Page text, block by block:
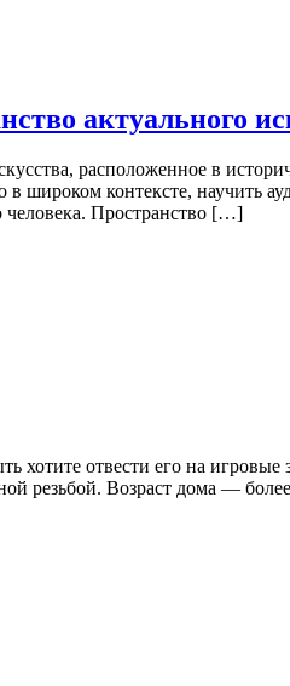
актуального
расположенное в
в широком контексте, научить
человека. Пространство […]
хотите отвести его на
резьбой. Возраст дома —